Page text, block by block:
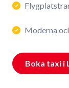
Moderna
Boka taxi i